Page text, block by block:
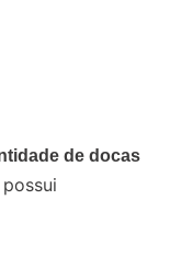
de docas